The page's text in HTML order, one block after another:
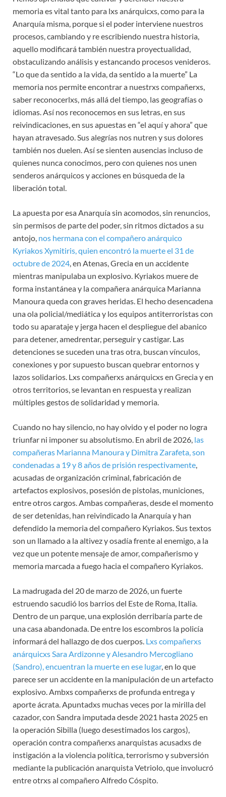
memoria es vital tanto para lxs anárquicxs, como para la
Anarquía misma, porque si el poder interviene nuestros
procesos, cambiando y re escribiendo nuestra historia,
aquello modificará también nuestra proyectualidad,
obstaculizando análisis y estancando procesos venideros.
“Lo que da sentido a la vida, da sentido a la muerte” La
memoria nos permite encontrar a nuestrxs compañerxs,
saber reconocerlxs, más allá del tiempo, las geografías o
idiomas. Así nos reconocemos en sus letras, en sus
reivindicaciones, en sus apuestas en “el aquí y ahora” que
hayan atravesado. Sus alegrías nos nutren y sus dolores
también nos duelen. Así se sienten ausencias incluso de
quienes nunca conocimos, pero con quienes nos unen
senderos anárquicos y acciones en búsqueda de la
liberación total.
La apuesta por esa Anarquía sin acomodos, sin renuncios,
sin permisos de parte del poder, sin ritmos dictados a su
antojo, nos hermana con el compañero anárquico
Kyriakos Xymitiris, quien encontró la muerte el 31 de
octubre de 2024, en Atenas, Grecia en un accidente
mientras manipulaba un explosivo. Kyriakos muere de
forma instantánea y la compañera anárquica Marianna
Manoura queda con graves heridas. El hecho desencadena
una ola policial/mediática y los equipos antiterroristas con
todo su aparataje y jerga hacen el despliegue del abanico
para detener, amedrentar, perseguir y castigar. Las
detenciones se suceden una tras otra, buscan vínculos,
conexiones y por supuesto buscan quebrar entornos y
lazos solidarios. Lxs compañerxs anárquicxs en Grecia y en
otros territorios, se levantan en respuesta y realizan
múltiples gestos de solidaridad y memoria.
Cuando no hay silencio, no hay olvido y el poder no logra
triunfar ni imponer su absolutismo. En abril de 2026, las
compañeras Marianna Manoura y Dimitra Zarafeta, son
condenadas a 19 y 8 años de prisión respectivamente,
acusadas de organización criminal, fabricación de
artefactos explosivos, posesión de pistolas, municiones,
entre otros cargos. Ambas compañeras, desde el momento
de ser detenidas, han reivindicado la Anarquía y han
defendido la memoria del compañero Kyriakos. Sus textos
son un llamado a la altivez y osadía frente al enemigo, a la
vez que un potente mensaje de amor, compañerismo y
memoria marcada a fuego hacia el compañero Kyriakos.
La madrugada del 20 de marzo de 2026, un fuerte
estruendo sacudió los barrios del Este de Roma, Italia.
Dentro de un parque, una explosión derribaría parte de
una casa abandonada. De entre los escombros la policía
informará del hallazgo de dos cuerpos. Lxs compañerxs
anárquicxs Sara Ardizonne y Alesandro Mercogliano
(Sandro), encuentran la muerte en ese lugar, en lo que
parece ser un accidente en la manipulación de un artefacto
explosivo. Ambxs compañerxs de profunda entrega y
aporte ácrata. Apuntadxs muchas veces por la mirilla del
cazador, con Sandra imputada desde 2021 hasta 2025 en
la operación Sibilla (luego desestimados los cargos),
operación contra compañerxs anarquistas acusadxs de
instigación a la violencia política, terrorismo y subversión
mediante la publicación anarquista Vetriolo, que involucró
entre otrxs al compañero Alfredo Cóspito.